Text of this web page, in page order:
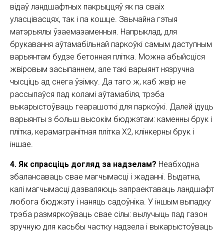
відаў ландшафтных пакрыццяў як па сваіх
уласцівасцях, так і па кошце. Звычайна гэтыя
матэрыялы ўзаемазаменныя. Напрыклад, для
брукавання аўтамабільнай паркоўкі самым даступным
варыянтам будзе бетонная плітка. Можна абыйсціся
жвіровым засыпаннем, але такі варыянт нязручна
чысціць ад снега ўзімку. Да таго ж, каб жвір не
рассыпаўся пад коламі аўтамабіля, трэба
выкарыстоўваць геарашоткі для паркоўкі. Далей ідуць
варыянты з больш высокім бюджэтам: каменны брук і
плітка, керамагранітная плітка Х2, клінкерны брук і
іншае.
4. Як спрасціць догляд за надзелам? Неабходна
збалансаваць свае магчымасці і жаданні. Выдатна,
калі магчымасці дазваляюць запраектаваць ландшафт
любога бюджэту і наняць садоўніка. У іншым выпадку
трэба размяркоўваць свае сілы: вылучыць пад газон
зручную для касьбы частку надзела і выкарыстоўваць